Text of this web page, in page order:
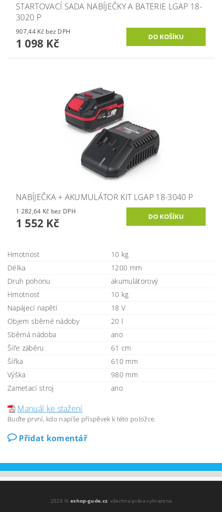
STARTOVACÍ SADA NABÍJEČKY A BATERIE LGAP 18-
3020 P
907,44 Kč bez DPH
1 098 Kč
NABÍJEČKA + AKUMULÁTOR KIT LGAP 18-3040 P
1 282,64 Kč bez DPH
1 552 Kč
Hmotnost
10 kg
Délka
1200 mm
Druh pohonu
akumulátorový
Hmotnost
10 kg
Napájecí napětí
18 V
Objem sběrné nádoby
20 l
Sběrná nádoba
ano
Šíře záběru
61 cm
Šířka
610 mm
Výška
980 mm
Zametací stroj
ano
Manuál ke stažení
Buďte první, kdo napíše příspěvek k této položce.
Přidat komentář
2026 ©eshop-gude.cz , všechna práva vyhrazena